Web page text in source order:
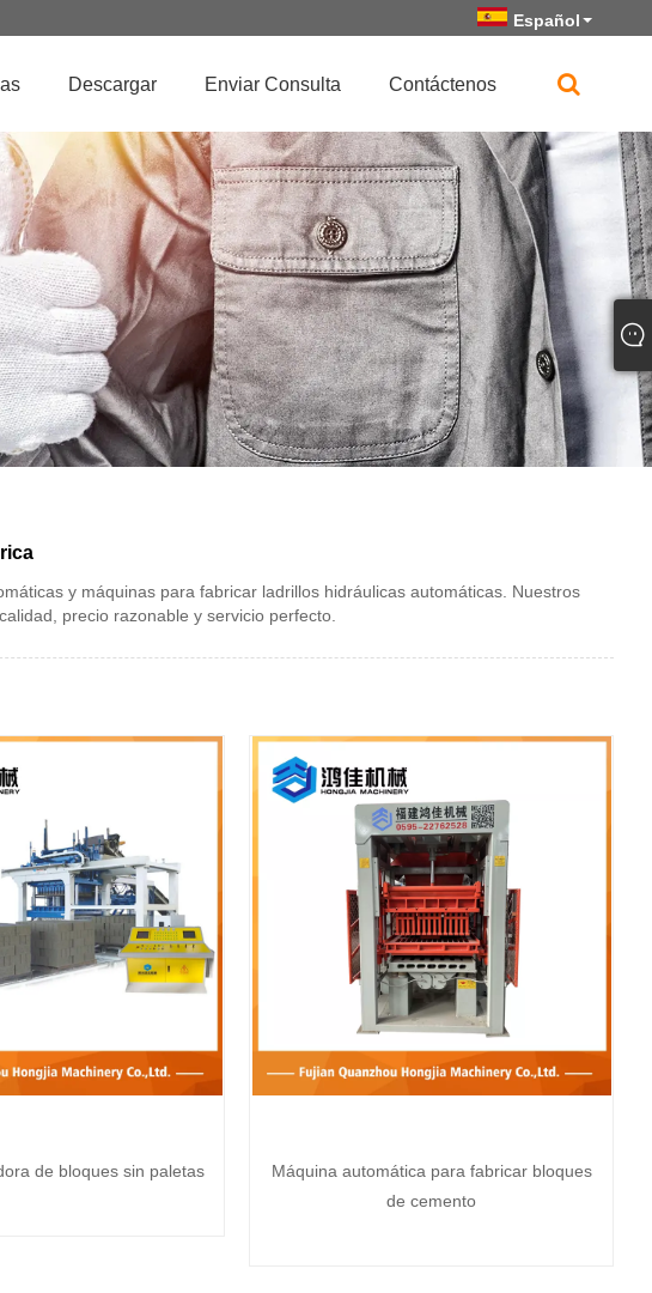
Español
Descargar Enviar Consulta Contáctenos
y máquinas para fabricar ladrillos hidráulicas automáticas. Nuestros
precio razonable y servicio perfecto.
de bloques sin paletas
Máquina automática para fabricar bloques
de cemento